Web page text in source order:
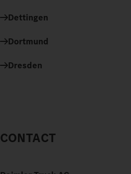
Dettingen
Dortmund
Dresden
CONTACT